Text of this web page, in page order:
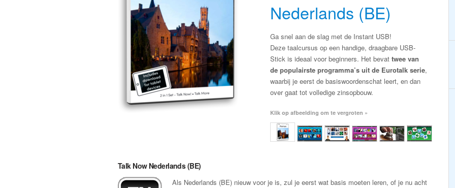
Nederlands (BE)
Ga snel aan de slag met de Instant USB!
Deze taalcursus op een handige, draagbare USB-
Stick is ideaal voor beginners. Het bevat twee van
de populairste programma’s uit de Eurotalk serie,
waarbij je eerst de basiswoordenschat leert, en dan
over gaat tot volledige zinsopbouw.
Klik op afbeelding om te vergroten »
Talk Now Nederlands (BE)
Als Nederlands (BE) nieuw voor je is, zul je eerst wat basis moeten leren, of je nu acht